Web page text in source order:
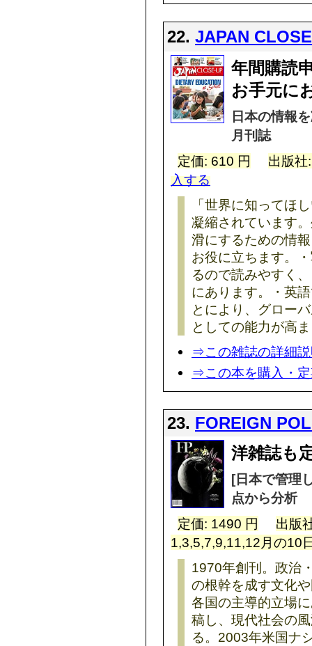
22. JAPAN
年間購読
お手元に
日本の情報
月刊誌
定価: 610 円
出版
入する
「世界に知ってほ
凝縮されています
滑にするための情
お役に立ちます。
るので読みやすく
にあります。・英
とにより、グロー
としての能力が高
⇒この雑誌の詳細
⇒この本を購入・
23. FOREIGN
洋雑誌も
[日本で管理
点から分析
定価: 1490 円
出版
1,3,5,7,9,11,12月の10
1970年創刊。政治
の根幹を成す文化
各国の主導的立場
稿し、現代社会の
る。2003年米国ナ